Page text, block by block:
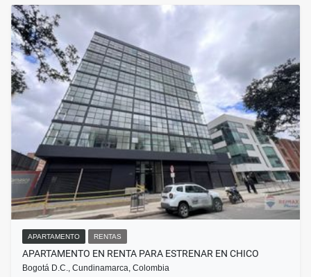
APARTAMENTO RENTAS
APARTAMENTO EN RENTA PARA ESTRENAR EN CHICO
Bogotá D.C., Cundinamarca, Colombia